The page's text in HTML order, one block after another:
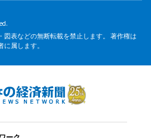
図表などの無断転載を禁止します。 著作権は
属します。